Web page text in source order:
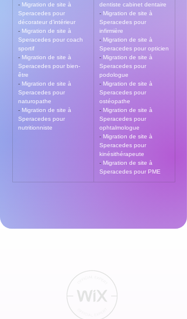
- Migration de site à
Speracedes pour
décorateur d’intérieur
- Migration de site à
Speracedes pour coach
sportif
- Migration de site à
Speracedes pour bien-
être
- Migration de site à
Speracedes pour
naturopathe
- Migration de site à
Speracedes pour
nutritionniste
dentiste cabinet dentaire
- Migration de site à
Speracedes pour
infirmière
- Migration de site à
Speracedes pour opticien
- Migration de site à
Speracedes pour
podologue
- Migration de site à
Speracedes pour
ostéopathe
- Migration de site à
Speracedes pour
ophtalmologue
- Migration de site à
Speracedes pour
kinésithérapeute
- Migration de site à
Speracedes pour PME